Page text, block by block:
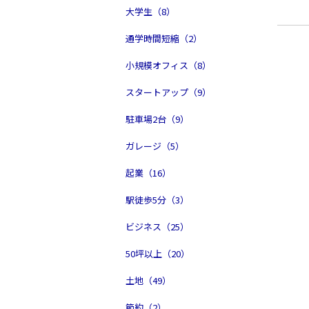
大学生（8）
通学時間短縮（2）
小規模オフィス（8）
スタートアップ（9）
駐車場2台（9）
ガレージ（5）
起業（16）
駅徒歩5分（3）
ビジネス（25）
50坪以上（20）
土地（49）